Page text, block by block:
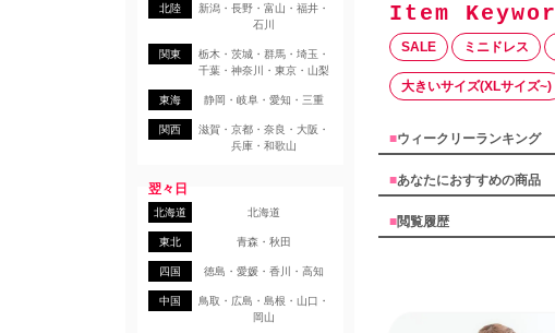
北陸
新潟・長野・富山・福井・
石川
関東
栃木・茨城・群馬・埼玉・
千葉・神奈川・東京・山梨
東海 静岡・岐阜・愛知・三重
関西
滋賀・京都・奈良・大阪・
兵庫・和歌山
翌々日
北海道 北海道
東北 青森・秋田
四国 徳島・愛媛・香川・高知
中国
鳥取・広島・島根・山口・
岡山
SALE ミニドレス
大きいサイズ(XLサイズ~)
■ウィークリーランキング
■あなたにおすすめの商品
■閲覧履歴